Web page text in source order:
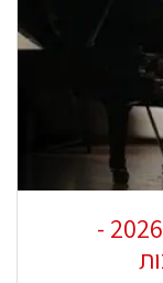
תזמורת המהפכה לוח הופעות 2026 -